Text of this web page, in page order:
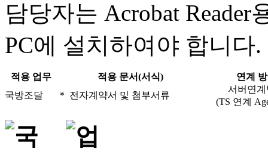
담당자는 Acrobat
PC에 설치하여야 합니다.
적용 업무 적용 문서(서식)
연계
국방조달
＊ 전자계약서 및 첨부서류
서버연계
(TS 연계